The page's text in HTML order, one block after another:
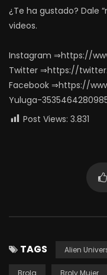
¿Te ha gustado? Dale
videos.
Instagram ⇒https://
Twitter ⇒https://
Facebook ⇒https://
Yuluga-
Post Views: 3.831
TAGS Alien